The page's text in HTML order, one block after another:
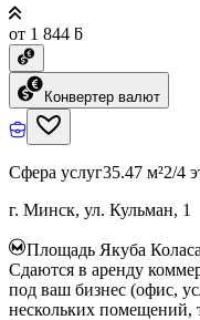
от 1 844 ƃ
Конвертер валют
Сфера услуг35.47 м²2/4
г. Минск, ул. Кульман, 1
Площадь Якуба Коласа
Сдаются в аренду
под ваш бизнес (офис,
нескольких помещений,